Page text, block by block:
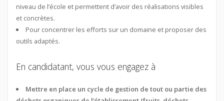
niveau de l’école et permettent d’avoir des réalisations visibles
et concrètes.
Pour concentrer les efforts sur un domaine et proposer des
outils adaptés.
En candidatant, vous vous engagez à
Mettre en place un cycle de gestion de tout ou partie des